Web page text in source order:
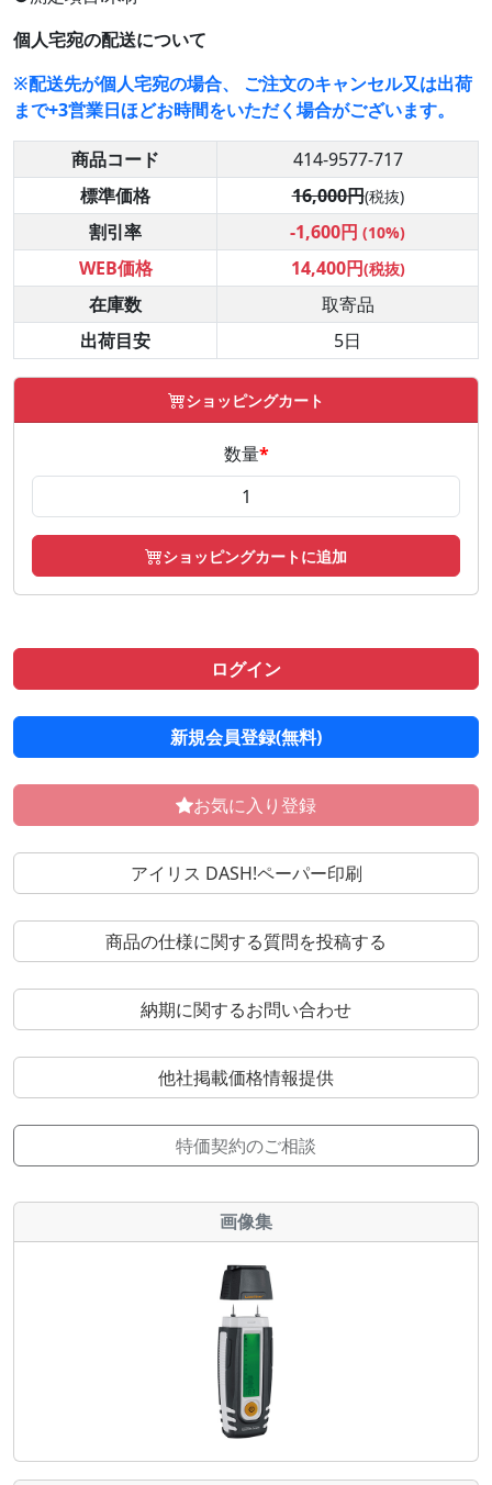
個人宅宛の配送について
※配送先が個人宅宛の場合、 ご注文のキャンセル又は出荷
まで+3営業日ほどお時間をいただく場合がございます。
商品コード
414-9577-717
標準価格
16,000円(税抜)
割引率 -1,600円 (10%)
WEB価格 14,400円(税抜)
在庫数
取寄品
出荷目安
5日
ショッピングカート
数量*
ショッピングカートに追加
ログイン
新規会員登録(無料)
お気に入り登録
アイリス DASH!ペーパー印刷
商品の仕様に関する質問を投稿する
納期に関するお問い合わせ
他社掲載価格情報提供
特価契約のご相談
画像集